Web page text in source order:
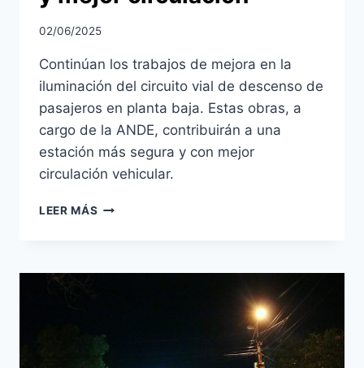
02/06/2025
Continúan los trabajos de mejora en la
iluminación del circuito vial de descenso de
pasajeros en planta baja. Estas obras, a
cargo de la ANDE, contribuirán a una
estación más segura y con mejor
circulación vehicular.
LEER MÁS CONTINÚAN
ILUMINACIÓN
MÁS
SEGURIDAD